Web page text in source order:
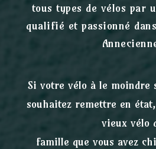
tous types de vélos par
qualifié et passionné
Si votre vélo à le moindre
souhaitez remettre en
vieux vélo
famille que vous avez